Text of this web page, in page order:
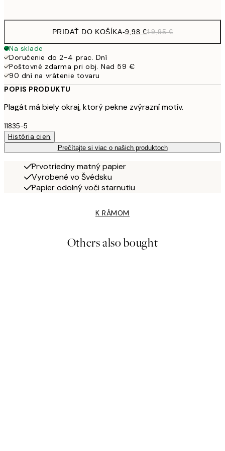
PRIDAŤ DO KOŠÍKA-9,98 €19,95 €
Na sklade
Doručenie do 2-4 prac. Dní
Poštovné zdarma pri obj. Nad 59 €
90 dní na vrátenie tovaru
POPIS PRODUKTU
Plagát má biely okraj, ktorý pekne zvýrazní motív.
11835-5
História cien
Prečítajte si viac o našich produktoch
Prvotriedny matný papier
Vyrobené vo Švédsku
Papier odolný voči starnutiu
K RÁMOM
Others also bought